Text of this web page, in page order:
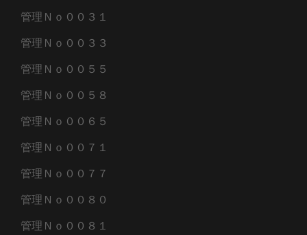
管理Ｎｏ００３１
管理Ｎｏ００３３
管理Ｎｏ００５５
管理Ｎｏ００５８
管理Ｎｏ００６５
管理Ｎｏ００７１
管理Ｎｏ００７７
管理Ｎｏ００８０
管理Ｎｏ００８１